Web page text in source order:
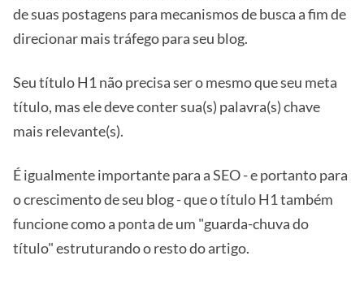
de suas postagens para mecanismos de busca a fim de
direcionar mais tráfego para seu blog.
Seu título H1 não precisa ser o mesmo que seu meta
título, mas ele deve conter sua(s) palavra(s) chave
mais relevante(s).
É igualmente importante para a SEO - e portanto para
o crescimento de seu blog - que o título H1 também
funcione como a ponta de um "guarda-chuva do
título" estruturando o resto do artigo.